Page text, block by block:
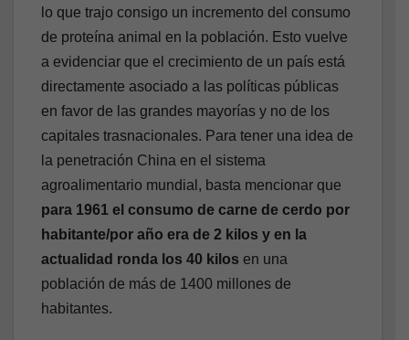
lo que trajo consigo un incremento del consumo
de proteína animal en la población. Esto vuelve
a evidenciar que el crecimiento de un país está
directamente asociado a las políticas públicas
en favor de las grandes mayorías y no de los
capitales trasnacionales. Para tener una idea de
la penetración China en el sistema
agroalimentario mundial, basta mencionar que
para 1961 el consumo de carne de cerdo por
habitante/por año era de 2 kilos y en la
actualidad ronda los 40 kilos en una
población de más de 1400 millones de
habitantes.